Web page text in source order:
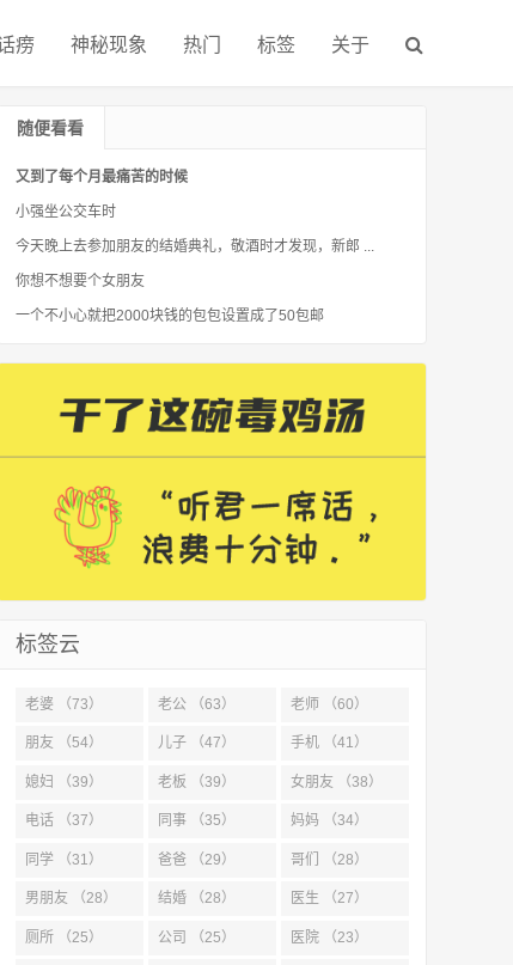
痨 神秘现象 热门 标签 关于
随便看看
又到了每个月最痛苦的时候
小强坐公交车时
今天晚上去参加朋友的结婚典礼，敬酒时才发现，新郎 ...
你想不想要个女朋友
一个不小心就把2000块钱的包包设置成了50包邮
标签云
老婆 （73） 老公 （63） 老师 （60）
朋友 （54） 儿子 （47） 手机 （41）
媳妇 （39） 老板 （39） 女朋友 （38）
电话 （37） 同事 （35） 妈妈 （34）
同学 （31） 爸爸 （29） 哥们 （28）
男朋友 （28） 结婚 （28） 医生 （27）
厕所 （25） 公司 （25） 医院 （23）